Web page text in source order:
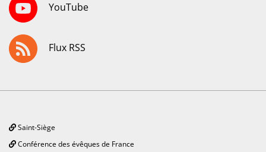
YouTube
Flux RSS
Saint-Siège
Conférence des évêques de France